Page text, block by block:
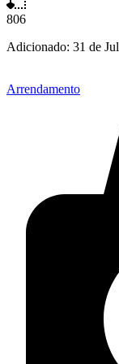
806
Adicionado: 31 de
Arrendamento